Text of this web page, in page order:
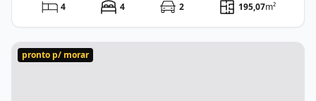
4 4 2 195,07m²
pronto p/ morar